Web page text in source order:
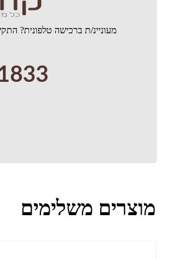
מעוניינ/ת ברכישה טלפונית?
מוצרים משלימים